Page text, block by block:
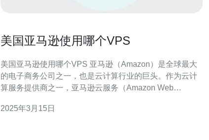
美国亚马逊使用哪个VPS
美国亚马逊使用哪个VPS 亚马逊（Amazon）是全球最大
的电子商务公司之一，也是云计算行业的巨头。作为云计
算服务提供商之一，亚马逊云服务（Amazon Web
虚拟专用服务器（Virtual Private Server，简称VPS）。
2025年3月15日